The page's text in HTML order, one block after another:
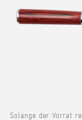
Solange der Vorrat